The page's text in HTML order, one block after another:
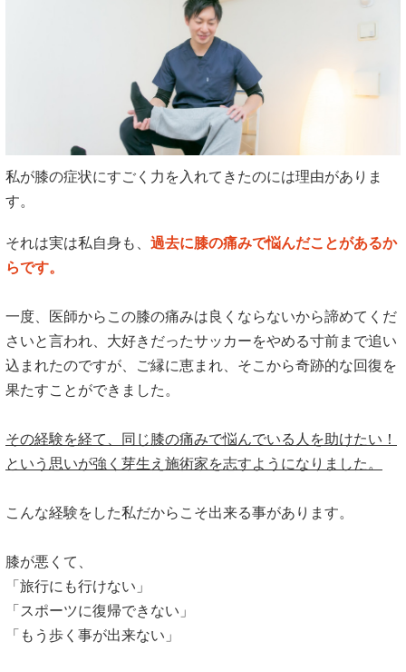
私が膝の症状にすごく力を入れてきたのには理由がありま
す。
それは実は私自身も、 過去に膝の痛みで悩んだことがあるか
らです。
一度、医師からこの膝の痛みは良くならないから諦めてくだ
さいと言われ、大好きだったサッカーをやめる寸前まで追い
込まれたのですが、ご縁に恵まれ、そこから奇跡的な回復を
果たすことができました。
その経験を経て、同じ膝の痛みで悩んでいる人を助けたい！
という思いが強く芽生え施術家を志すようになりました。
こんな経験をした私だからこそ出来る事があります。
膝が悪くて、
「旅行にも行けない」
「スポーツに復帰できない」
「もう歩く事が出来ない」